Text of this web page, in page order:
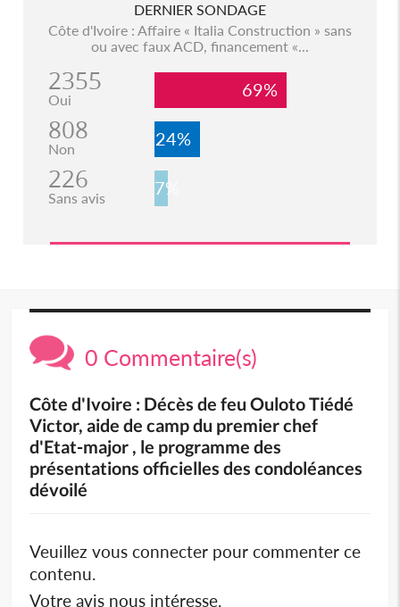
DERNIER SONDAGE
Côte d'Ivoire : Affaire « Italia Construction » sans
ou avec faux ACD, financement «...
2355
Oui 69%
808
Non 24%
226
Sans avis 7%
0 Commentaire(s)
Côte d'Ivoire : Décès de feu Ouloto Tiédé
Victor, aide de camp du premier chef
d'Etat-major , le programme des
présentations officielles des condoléances
dévoilé
Veuillez vous connecter pour commenter ce
contenu.
Votre avis nous intéresse.